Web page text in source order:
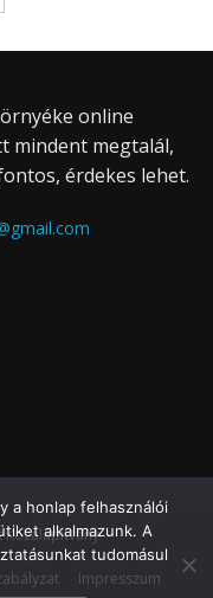
online
mindent megtalál,
érdekes lehet.
Közalapítvány
Impresszum
a honlap felhasználói
alkalmazunk. A
tudomásul